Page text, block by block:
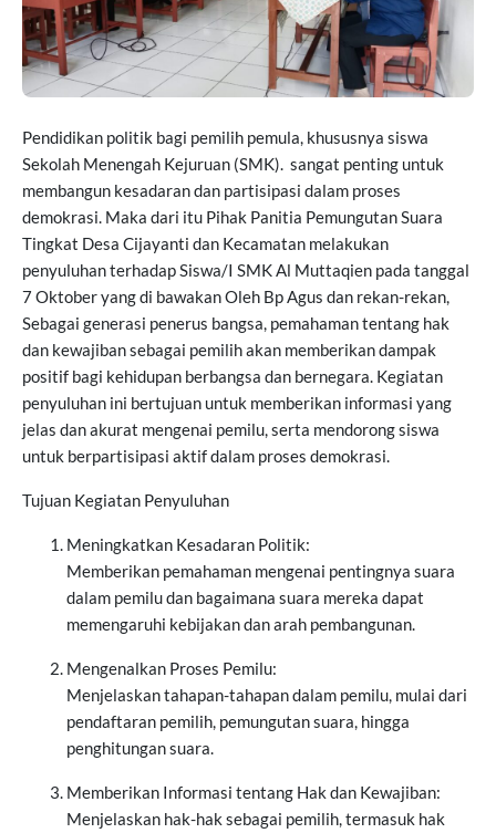
Pendidikan politik bagi pemilih pemula, khususnya siswa
Sekolah Menengah Kejuruan (SMK). sangat penting untuk
membangun kesadaran dan partisipasi dalam proses
demokrasi. Maka dari itu Pihak Panitia Pemungutan Suara
Tingkat Desa Cijayanti dan Kecamatan melakukan
penyuluhan terhadap Siswa/I SMK Al Muttaqien pada tanggal
7 Oktober yang di bawakan Oleh Bp Agus dan rekan-rekan,
Sebagai generasi penerus bangsa, pemahaman tentang hak
dan kewajiban sebagai pemilih akan memberikan dampak
positif bagi kehidupan berbangsa dan bernegara. Kegiatan
penyuluhan ini bertujuan untuk memberikan informasi yang
jelas dan akurat mengenai pemilu, serta mendorong siswa
untuk berpartisipasi aktif dalam proses demokrasi.
Tujuan Kegiatan Penyuluhan
Meningkatkan Kesadaran Politik:
Memberikan pemahaman mengenai pentingnya suara
dalam pemilu dan bagaimana suara mereka dapat
memengaruhi kebijakan dan arah pembangunan.
Mengenalkan Proses Pemilu:
Menjelaskan tahapan-tahapan dalam pemilu, mulai dari
pendaftaran pemilih, pemungutan suara, hingga
penghitungan suara.
Memberikan Informasi tentang Hak dan Kewajiban:
Menjelaskan hak-hak sebagai pemilih, termasuk hak